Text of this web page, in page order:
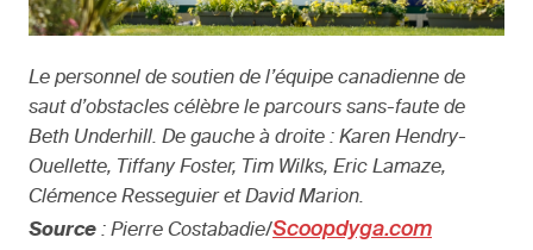
Le personnel de soutien de l’équipe canadienne de
saut d’obstacles célèbre le parcours sans-faute de
Beth Underhill. De gauche à droite : Karen Hendry-
Ouellette, Tiffany Foster, Tim Wilks, Eric Lamaze,
Clémence Resseguier et David Marion.
Source : Pierre Costabadie/Scoopdyga.com